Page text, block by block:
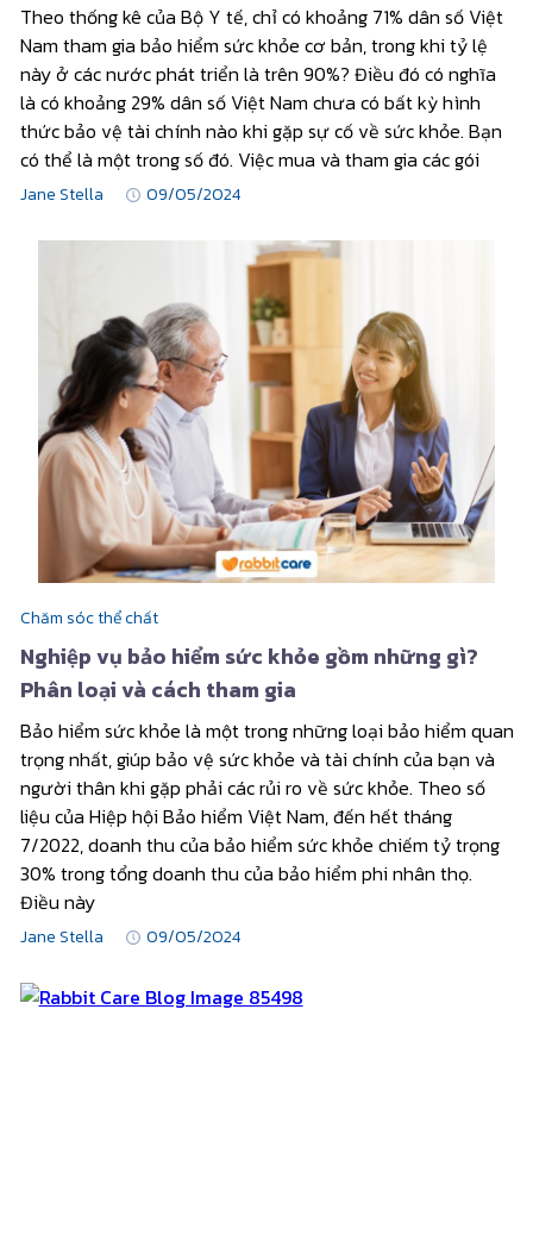
Theo thống kê của Bộ Y tế, chỉ có khoảng 71% dân số Việt
Nam tham gia bảo hiểm sức khỏe cơ bản, trong khi tỷ lệ
này ở các nước phát triển là trên 90%? Điều đó có nghĩa
là có khoảng 29% dân số Việt Nam chưa có bất kỳ hình
thức bảo vệ tài chính nào khi gặp sự cố về sức khỏe. Bạn
có thể là một trong số đó. Việc mua và tham gia các gói
Jane Stella 09/05/2024
Chăm sóc thể chất
Nghiệp vụ bảo hiểm sức khỏe gồm những gì?
Phân loại và cách tham gia
Bảo hiểm sức khỏe là một trong những loại bảo hiểm quan
trọng nhất, giúp bảo vệ sức khỏe và tài chính của bạn và
người thân khi gặp phải các rủi ro về sức khỏe. Theo số
liệu của Hiệp hội Bảo hiểm Việt Nam, đến hết tháng
7/2022, doanh thu của bảo hiểm sức khỏe chiếm tỷ trọng
30% trong tổng doanh thu của bảo hiểm phi nhân thọ.
Điều này
Jane Stella 09/05/2024